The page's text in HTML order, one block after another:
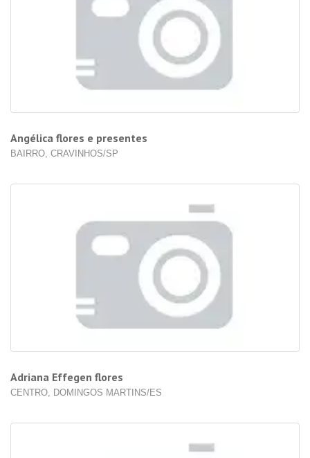
Angélica flores e presentes
BAIRRO, CRAVINHOS/SP
Adriana Effegen flores
CENTRO, DOMINGOS MARTINS/ES